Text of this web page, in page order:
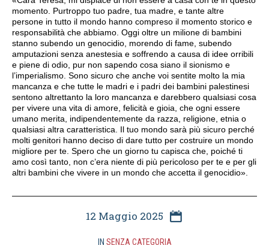
momento. Purtroppo tuo padre, tua madre, e tante altre
persone in tutto il mondo hanno compreso il momento storico e
responsabilità che abbiamo. Oggi oltre un milione di bambini
stanno subendo un genocidio, morendo di fame, subendo
amputazioni senza anestesia e soffrendo a causa di idee orribili
e piene di odio, pur non sapendo cosa siano il sionismo e
l’imperialismo. Sono sicuro che anche voi sentite molto la mia
mancanza e che tutte le madri e i padri dei bambini palestinesi
sentono altrettanto la loro mancanza e darebbero qualsiasi cosa
per vivere una vita di amore, felicità e gioia, che ogni essere
umano merita, indipendentemente da razza, religione, etnia o
qualsiasi altra caratteristica. Il tuo mondo sarà più sicuro perché
molti genitori hanno deciso di dare tutto per costruire un mondo
migliore per te. Spero che un giorno tu capisca che, poiché ti
amo così tanto, non c’era niente di più pericoloso per te e per gli
altri bambini che vivere in un mondo che accetta il genocidio».
12 Maggio 2025
IN SENZA CATEGORIA